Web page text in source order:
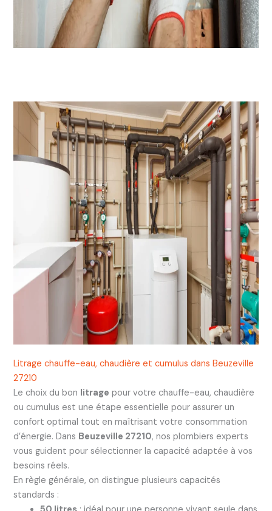
Litrage chauffe-eau, chaudière et cumulus dans Beuzeville
27210
Le choix du bon litrage pour votre chauffe-eau, chaudière
ou cumulus est une étape essentielle pour assurer un
confort optimal tout en maîtrisant votre consommation
d’énergie. Dans Beuzeville 27210, nos plombiers experts
vous guident pour sélectionner la capacité adaptée à vos
besoins réels.
En règle générale, on distingue plusieurs capacités
standards :